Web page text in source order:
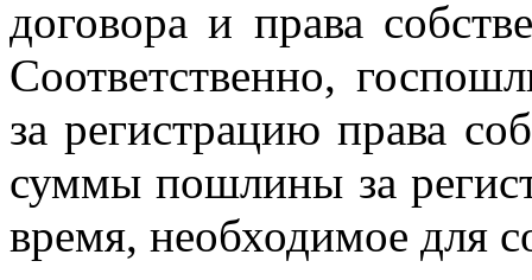
договора и права
Соответственно,
за регистрацию права
суммы пошлины за
время, необходимое для